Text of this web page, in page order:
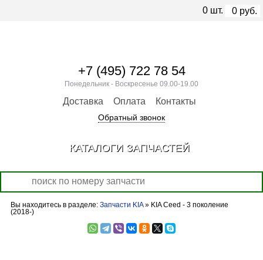
Вы находитесь в разделе: Запчасти KIA» KIA Ceed - 3 поколение
(2018-)
+7 (495) 722 78 54
Понедельник - Воскресенье 09.00-19.00
Доставка Оплата Контакты
Обратный звонок
0 шт. 0 руб.
КАТАЛОГИ ЗАПЧАСТЕЙ